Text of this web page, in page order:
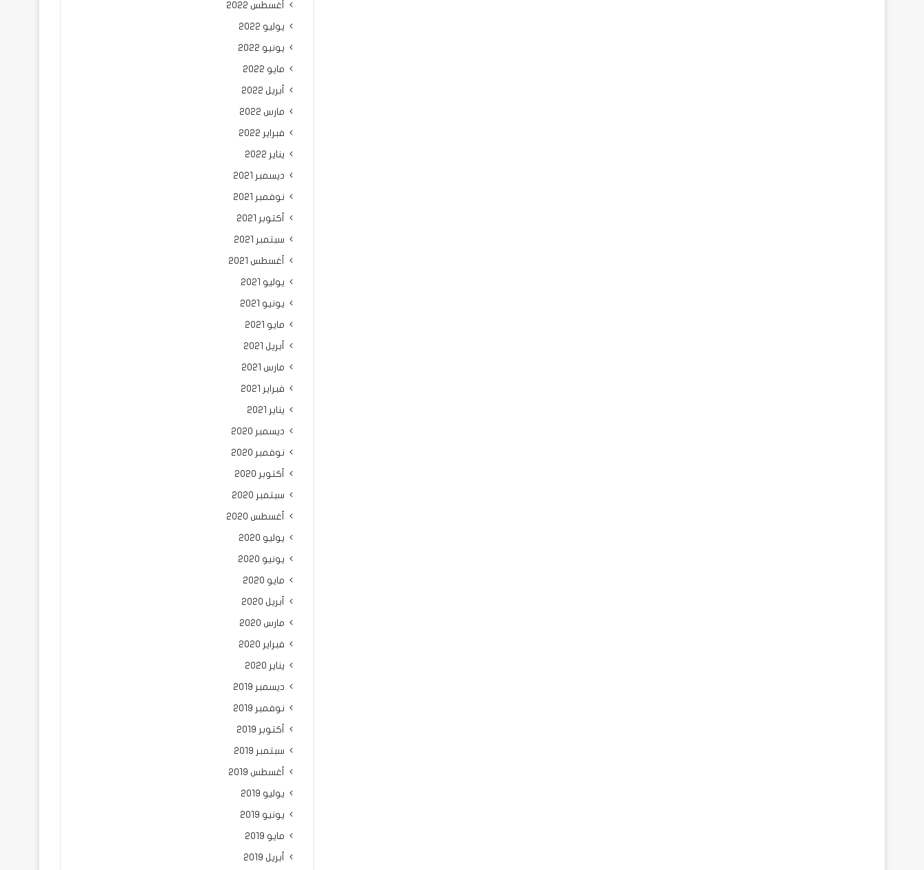
أغسطس 2022
يوليو 2022
يونيو 2022
مايو 2022
أبريل 2022
مارس 2022
فبراير 2022
يناير 2022
ديسمبر 2021
نوفمبر 2021
أكتوبر 2021
سبتمبر 2021
أغسطس 2021
يوليو 2021
يونيو 2021
مايو 2021
أبريل 2021
مارس 2021
فبراير 2021
يناير 2021
ديسمبر 2020
نوفمبر 2020
أكتوبر 2020
سبتمبر 2020
أغسطس 2020
يوليو 2020
يونيو 2020
مايو 2020
أبريل 2020
مارس 2020
فبراير 2020
يناير 2020
ديسمبر 2019
نوفمبر 2019
أكتوبر 2019
سبتمبر 2019
أغسطس 2019
يوليو 2019
يونيو 2019
مايو 2019
أبريل 2019